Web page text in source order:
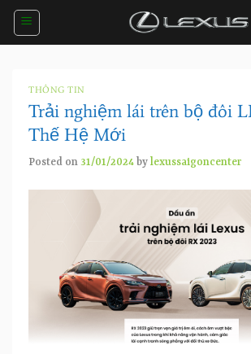
Skip
THÔNG TIN
Trải nghiệm lái trên bộ đôi
Thế Hệ Mới
Posted on 31/01/2024 by lexussaigoncenter